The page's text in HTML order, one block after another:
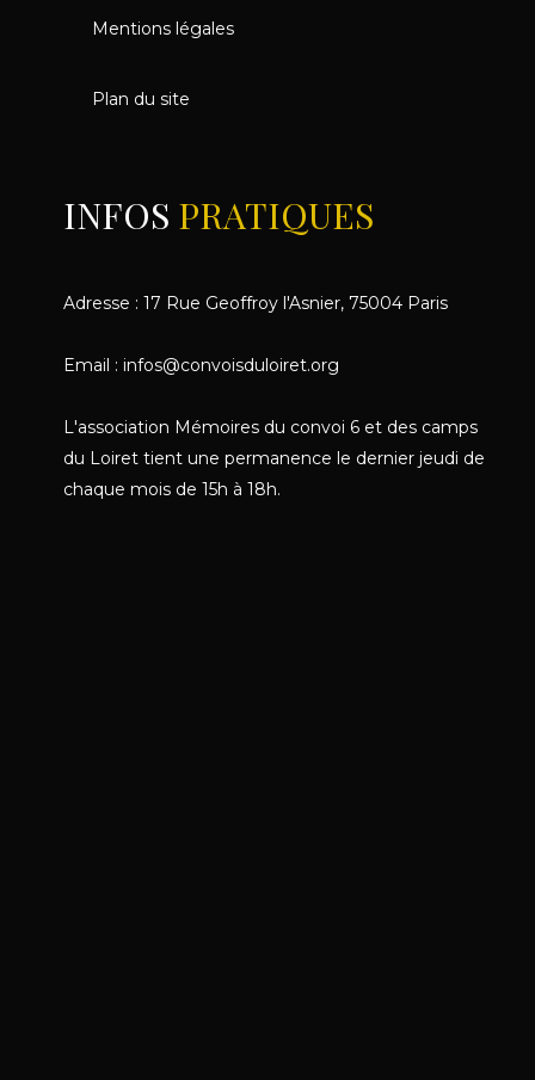
Mentions légales
Plan du site
INFOS PRATIQUES
Adresse : 17 Rue Geoffroy l'Asnier, 75004 Paris
Email : infos@convoisduloiret.org
L'association Mémoires du convoi 6 et des camps
du Loiret tient une permanence le dernier jeudi de
chaque mois de 15h à 18h.